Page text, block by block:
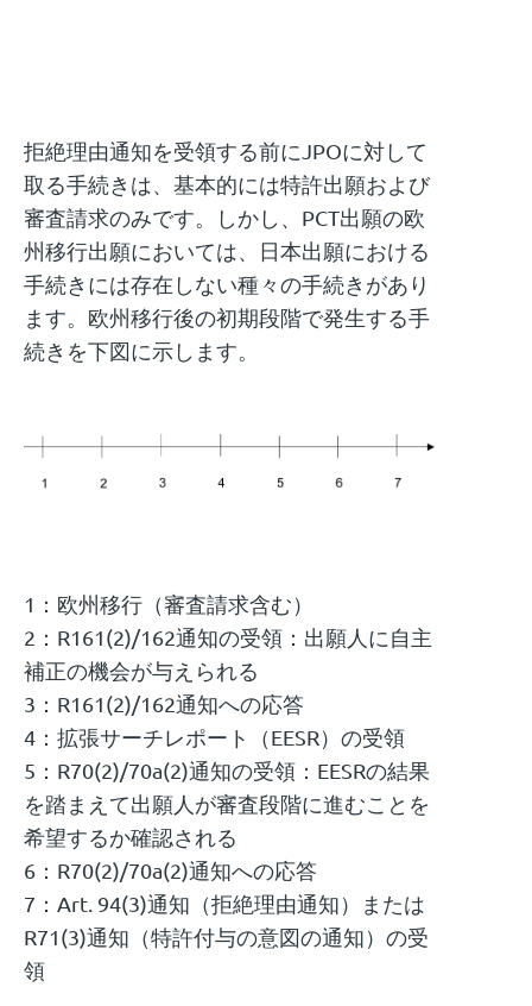
拒絶理由通知を受領する前にJPOに対して
取る手続きは、基本的には特許出願および
審査請求のみです。しかし、PCT出願の欧
州移行出願においては、日本出願における
手続きには存在しない種々の手続きがあり
ます。欧州移行後の初期段階で発生する手
続きを下図に示します。
1：欧州移行（審査請求含む）
2：R161(2)/162通知の受領：出願人に自主
補正の機会が与えられる
3：R161(2)/162通知への応答
4：拡張サーチレポート（EESR）の受領
5：R70(2)/70a(2)通知の受領：EESRの結果
を踏まえて出願人が審査段階に進むことを
希望するか確認される
6：R70(2)/70a(2)通知への応答
7：Art. 94(3)通知（拒絶理由通知）または
R71(3)通知（特許付与の意図の通知）の受
領